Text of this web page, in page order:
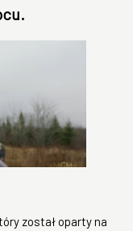
został oparty na